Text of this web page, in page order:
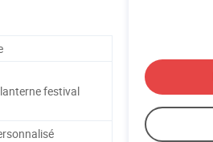
festival